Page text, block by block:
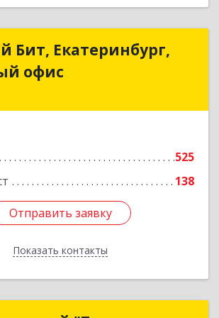
Бит, Екатеринбург,
офис
525
138
Отправить заявку
Показать контакты
Бит, Екатеринбург,
Проектный офис
Подробнее
Отправить заявку
Назад